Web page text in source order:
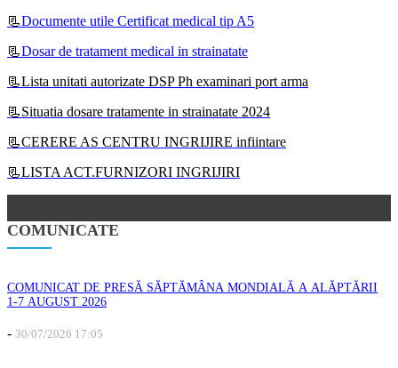
📃Documente utile Certificat medical tip A5
📃Dosar de tratament medical in strainatate
📃Lista unitati autorizate DSP Ph examinari port arma
📃Situatia dosare tratamente in strainatate 2024
📃CERERE AS CENTRU INGRIJIRE infiintare
📃LISTA ACT.FURNIZORI INGRIJIRI
COMUNICATE
COMUNICAT DE PRESĂ SĂPTĂMÂNA MONDIALĂ A ALĂPTĂRII
1-7 AUGUST 2026
- 30/07/2026 17:05